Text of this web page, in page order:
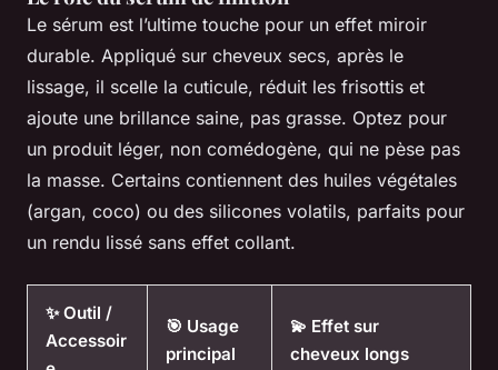
Le sérum est l’ultime touche pour un effet miroir
durable. Appliqué sur cheveux secs, après le
lissage, il scelle la cuticule, réduit les frisottis et
ajoute une brillance saine, pas grasse. Optez pour
un produit léger, non comédogène, qui ne pèse pas
la masse. Certains contiennent des huiles végétales
(argan, coco) ou des silicones volatils, parfaits pour
un rendu lissé sans effet collant.
✨ Outil /
Accessoir
🎯 Usage
principal
💫 Effet sur
cheveux longs